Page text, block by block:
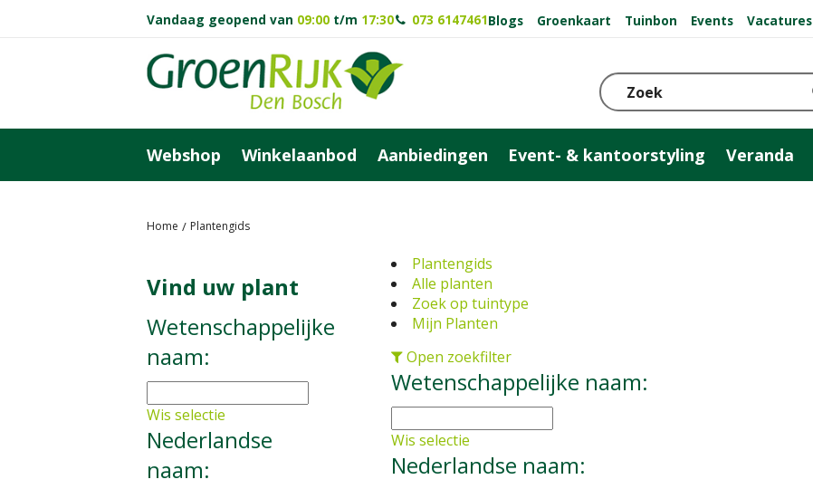
Home Plantengids
Vandaag geopend van 09:00 t/m 17:30 073 6147461Blogs Groenkaart Tuinbon Events Vacatures
Webshop Winkelaanbod Aanbiedingen Event- & kantoorstyling Veranda
Plantengids
Alle planten
Zoek op tuintype
Mijn Planten
Open zoekfilter
Wetenschappelijke naam:
Wis selectie
Nederlandse naam:
Vind uw plant
Wetenschappelijke
naam:
Wis selectie
Nederlandse
naam: